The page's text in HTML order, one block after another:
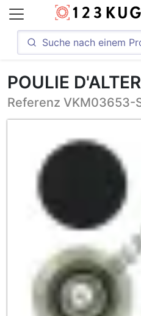
POULIE
Referenz VKM03653-